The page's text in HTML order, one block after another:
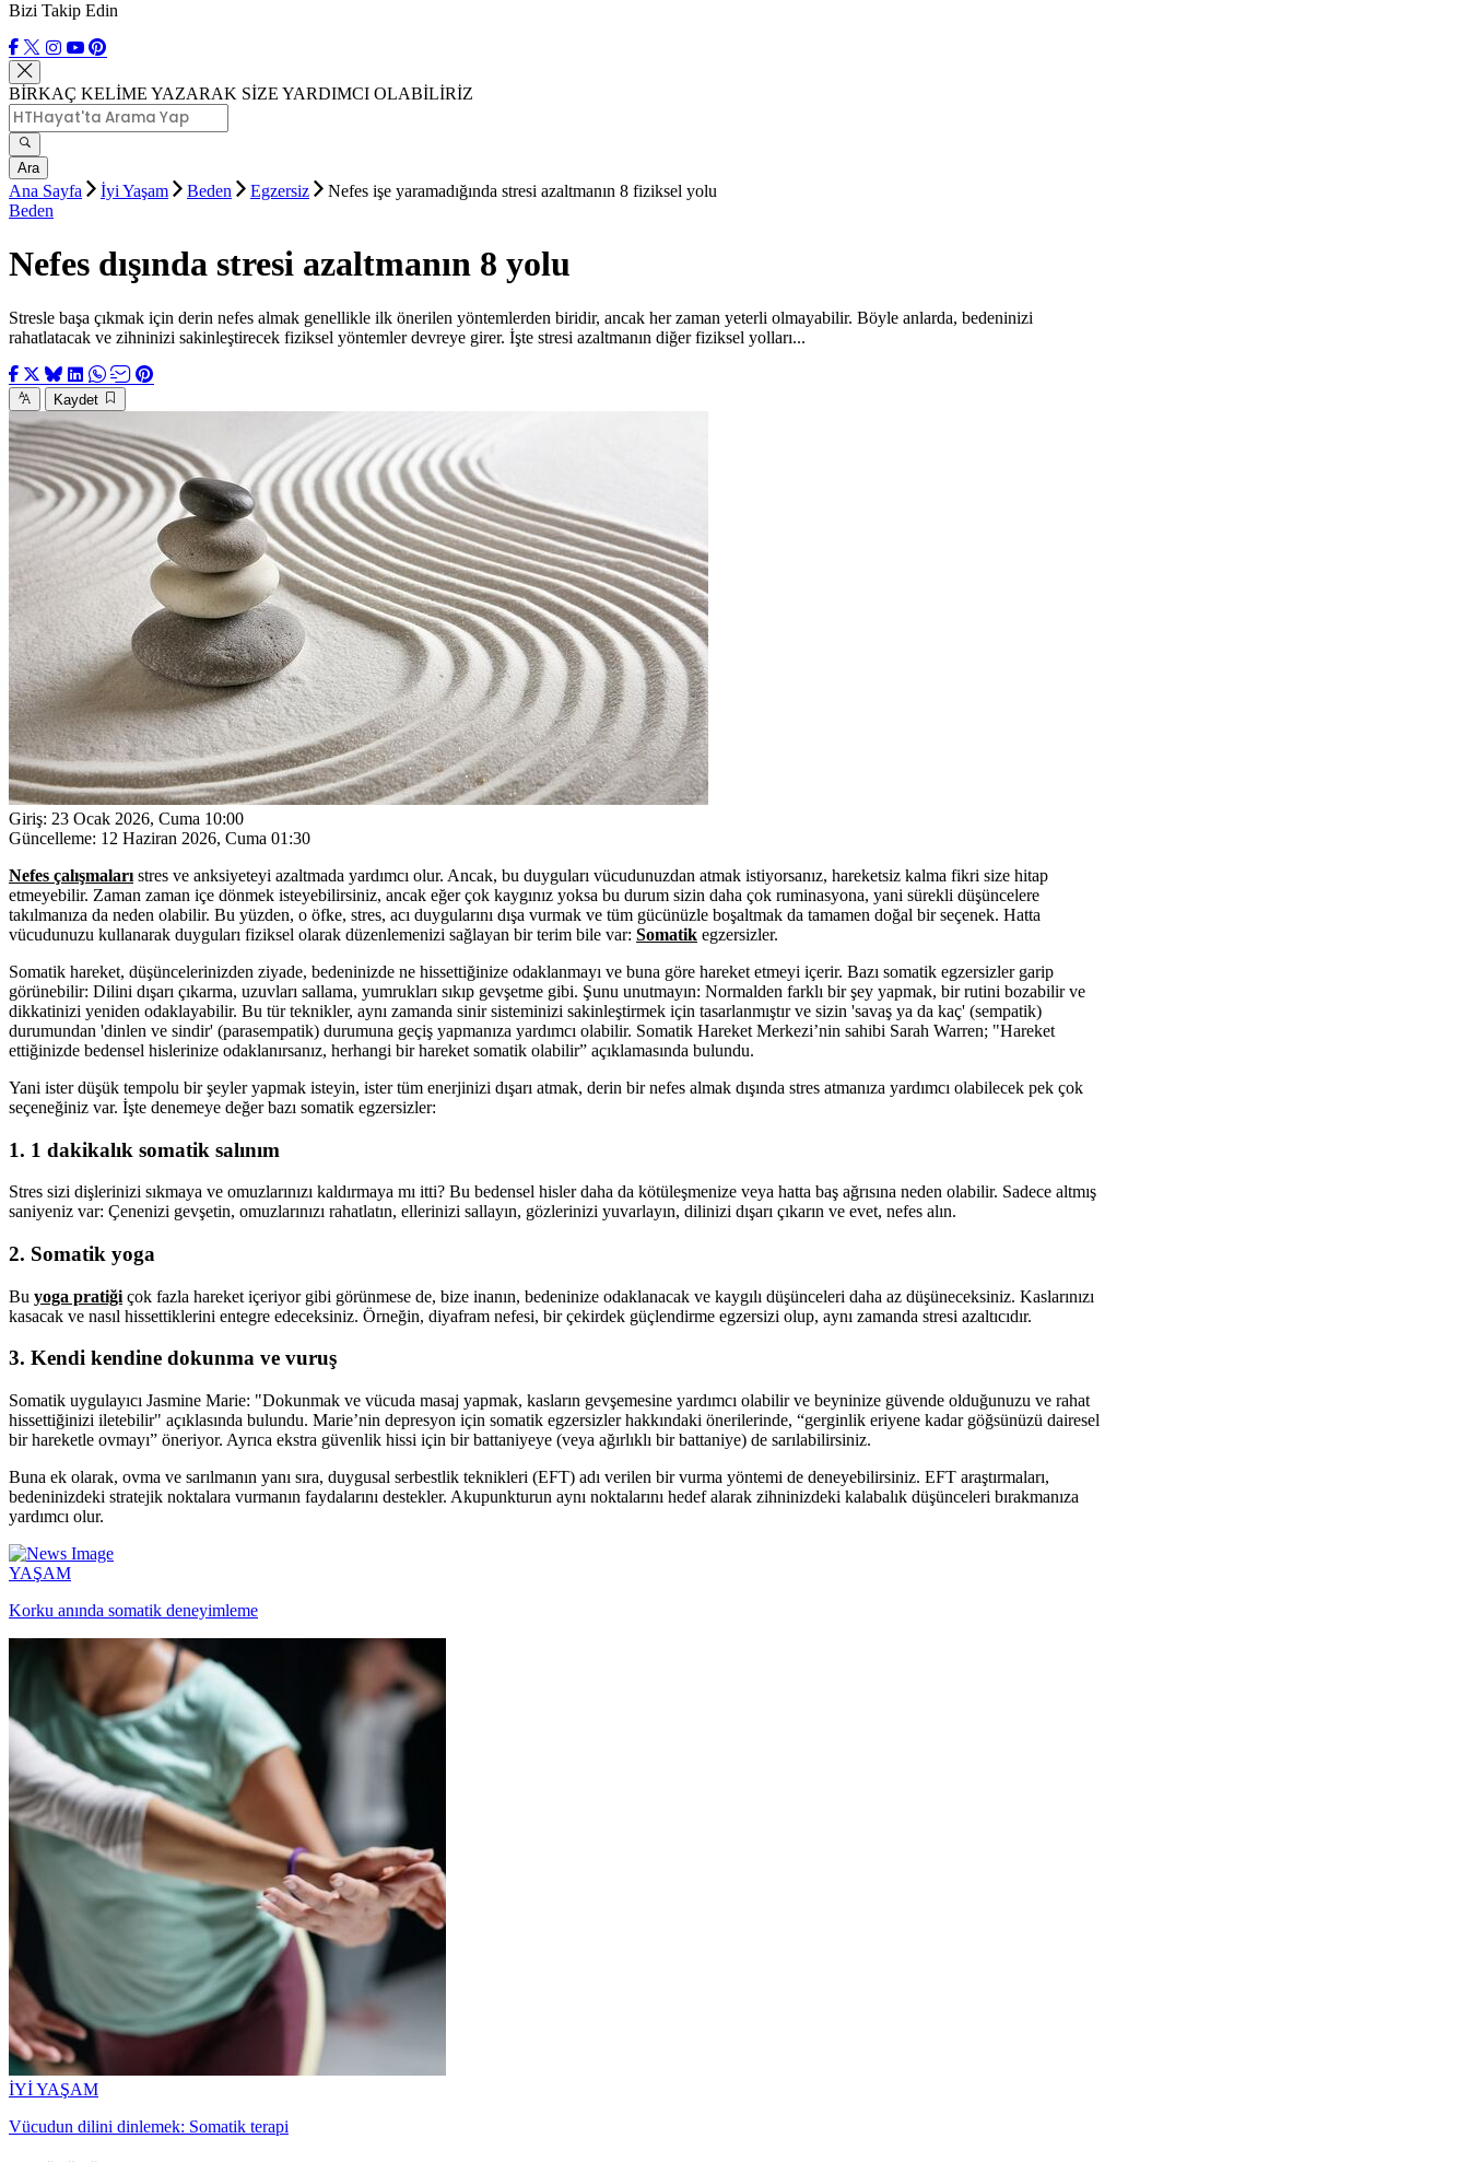
Bizi Takip Edin
BİRKAÇ KELİME YAZARAK SİZE YARDIMCI OLABİLİRİZ
Ara
Ana Sayfa İyi Yaşam Beden Egzersiz
Nefes işe yaramadığında stresi azaltmanın 8 fiziksel yolu
Beden
Nefes dışında stresi azaltmanın 8 yolu
Stresle başa çıkmak için derin nefes almak genellikle ilk önerilen yöntemlerden biridir, ancak her zaman yeterli olmayabilir. Böyle anlarda, bedeninizi
rahatlatacak ve zihninizi sakinleştirecek fiziksel yöntemler devreye girer. İşte stresi azaltmanın diğer fiziksel yolları...
Kaydet
Giriş: 23 Ocak 2026, Cuma 10:00
Güncelleme: 12 Haziran 2026, Cuma 01:30
Nefes çalışmaları stres ve anksiyeteyi azaltmada yardımcı olur. Ancak, bu duyguları vücudunuzdan atmak istiyorsanız, hareketsiz kalma fikri size hitap
etmeyebilir. Zaman zaman içe dönmek isteyebilirsiniz, ancak eğer çok kaygınız yoksa bu durum sizin daha çok ruminasyona, yani sürekli düşüncelere
takılmanıza da neden olabilir. Bu yüzden, o öfke, stres, acı duygularını dışa vurmak ve tüm gücünüzle boşaltmak da tamamen doğal bir seçenek. Hatta
vücudunuzu kullanarak duyguları fiziksel olarak düzenlemenizi sağlayan bir terim bile var: Somatik egzersizler.
Somatik hareket, düşüncelerinizden ziyade, bedeninizde ne hissettiğinize odaklanmayı ve buna göre hareket etmeyi içerir. Bazı somatik egzersizler garip
görünebilir: Dilini dışarı çıkarma, uzuvları sallama, yumrukları sıkıp gevşetme gibi. Şunu unutmayın: Normalden farklı bir şey yapmak, bir rutini bozabilir ve
dikkatinizi yeniden odaklayabilir. Bu tür teknikler, aynı zamanda sinir sisteminizi sakinleştirmek için tasarlanmıştır ve sizin 'savaş ya da kaç' (sempatik)
durumundan 'dinlen ve sindir' (parasempatik) durumuna geçiş yapmanıza yardımcı olabilir. Somatik Hareket Merkezi’nin sahibi Sarah Warren; "Hareket
ettiğinizde bedensel hislerinize odaklanırsanız, herhangi bir hareket somatik olabilir” açıklamasında bulundu.
Yani ister düşük tempolu bir şeyler yapmak isteyin, ister tüm enerjinizi dışarı atmak, derin bir nefes almak dışında stres atmanıza yardımcı olabilecek pek çok
seçeneğiniz var. İşte denemeye değer bazı somatik egzersizler:
1. 1 dakikalık somatik salınım
Stres sizi dişlerinizi sıkmaya ve omuzlarınızı kaldırmaya mı itti? Bu bedensel hisler daha da kötüleşmenize veya hatta baş ağrısına neden olabilir. Sadece altmış
saniyeniz var: Çenenizi gevşetin, omuzlarınızı rahatlatın, ellerinizi sallayın, gözlerinizi yuvarlayın, dilinizi dışarı çıkarın ve evet, nefes alın.
2. Somatik yoga
Bu yoga pratiği çok fazla hareket içeriyor gibi görünmese de, bize inanın, bedeninize odaklanacak ve kaygılı düşünceleri daha az düşüneceksiniz. Kaslarınızı
kasacak ve nasıl hissettiklerini entegre edeceksiniz. Örneğin, diyafram nefesi, bir çekirdek güçlendirme egzersizi olup, aynı zamanda stresi azaltıcıdır.
3. Kendi kendine dokunma ve vuruş
Somatik uygulayıcı Jasmine Marie: "Dokunmak ve vücuda masaj yapmak, kasların gevşemesine yardımcı olabilir ve beyninize güvende olduğunuzu ve rahat
hissettiğinizi iletebilir" açıklasında bulundu. Marie’nin depresyon için somatik egzersizler hakkındaki önerilerinde, “gerginlik eriyene kadar göğsünüzü dairesel
bir hareketle ovmayı” öneriyor. Ayrıca ekstra güvenlik hissi için bir battaniyeye (veya ağırlıklı bir battaniye) de sarılabilirsiniz.
Buna ek olarak, ovma ve sarılmanın yanı sıra, duygusal serbestlik teknikleri (EFT) adı verilen bir vurma yöntemi de deneyebilirsiniz. EFT araştırmaları,
bedeninizdeki stratejik noktalara vurmanın faydalarını destekler. Akupunkturun aynı noktalarını hedef alarak zihninizdeki kalabalık düşünceleri bırakmanıza
yardımcı olur.
YAŞAM
Korku anında somatik deneyimleme
İYİ YAŞAM
Vücudun dilini dinlemek: Somatik terapi